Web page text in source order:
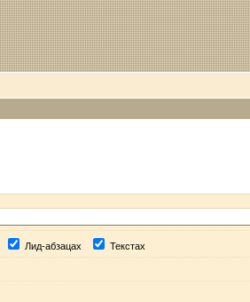
Лид-абзацах Текстах